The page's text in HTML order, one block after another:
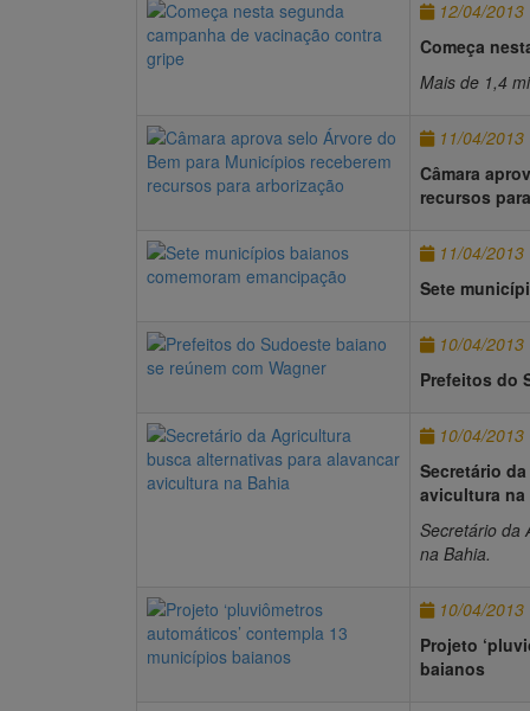
12/04/2013
Começa
Mais de 1,4
11/04/2013
Câmara
recursos
11/04/2013
Sete
10/04/2013
Prefeitos do
10/04/2013
Secretário
avicultura na
Secretário da
na Bahia.
10/04/2013
Projeto
baianos